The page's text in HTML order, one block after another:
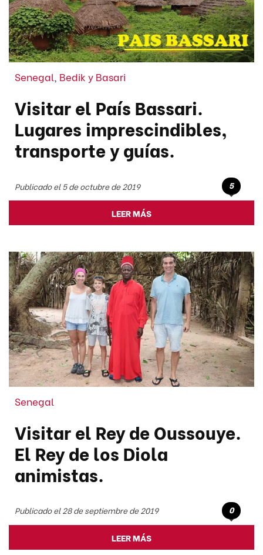
Senegal, Bedik y Basari
Visitar el País Bassari.
Lugares imprescindibles,
transporte y guías.
Publicado el 5 de octubre de 2019 5
LEER MÁS
Senegal
Visitar el Rey de Oussouye.
El Rey de los Diola
animistas.
Publicado el 28 de septiembre de 2019 0
LEER MÁS